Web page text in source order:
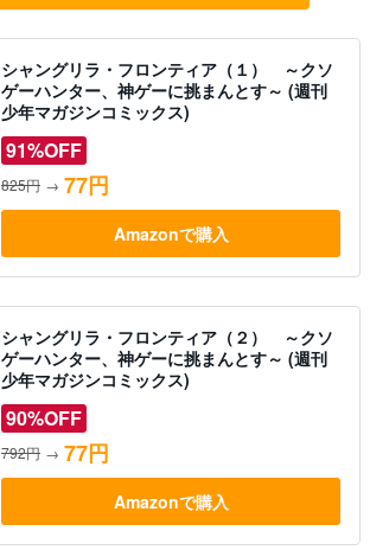
シャングリラ・フロンティア（１） ～クソ
ゲーハンター、神ゲーに挑まんとす～ (週刊
少年マガジンコミックス)
91%OFF
825円 → 77円
Amazonで購入
シャングリラ・フロンティア（２） ～クソ
ゲーハンター、神ゲーに挑まんとす～ (週刊
少年マガジンコミックス)
90%OFF
792円 → 77円
Amazonで購入